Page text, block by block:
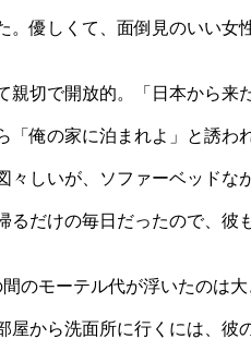
。優しくて、面倒見のいい
切で開放的。「日本から
俺の家に泊まれよ」と誘
しいが、ソファーベッド
だけの毎日だったので、
のモーテル代が浮いたのは
から洗面所に行くには、